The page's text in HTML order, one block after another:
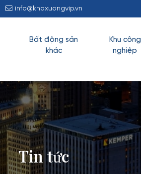
info@khoxuongvip.vn
Bất động sản
khác
Khu công
nghiệp
Tin tức